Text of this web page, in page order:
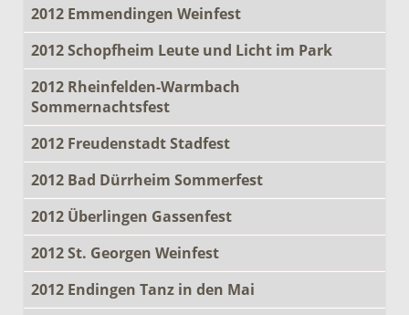
2012 Emmendingen Weinfest
2012 Schopfheim Leute und Licht im Park
2012 Rheinfelden-Warmbach
Sommernachtsfest
2012 Freudenstadt Stadfest
2012 Bad Dürrheim Sommerfest
2012 Überlingen Gassenfest
2012 St. Georgen Weinfest
2012 Endingen Tanz in den Mai